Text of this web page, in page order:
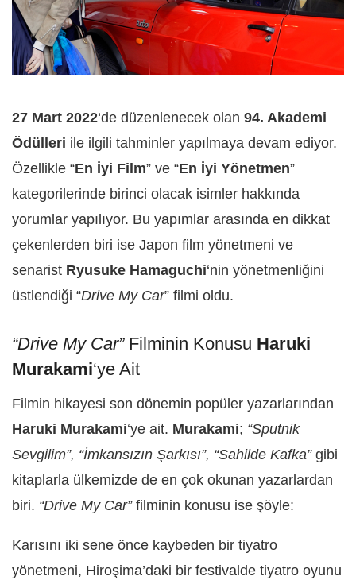
27 Mart 2022‘de düzenlenecek olan 94. Akademi
Ödülleri ile ilgili tahminler yapılmaya devam ediyor.
Özellikle “En İyi Film” ve “En İyi Yönetmen”
kategorilerinde birinci olacak isimler hakkında
yorumlar yapılıyor. Bu yapımlar arasında en dikkat
çekenlerden biri ise Japon film yönetmeni ve
senarist Ryusuke Hamaguchi‘nin yönetmenliğini
üstlendiği “Drive My Car” filmi oldu.
“Drive My Car”Filminin Konusu Haruki
Murakami‘ye Ait
Filmin hikayesi son dönemin popüler yazarlarından
Haruki Murakami‘ye ait. Murakami; “Sputnik
Sevgilim”, “İmkansızın Şarkısı”, “Sahilde Kafka”gibi
kitaplarla ülkemizde de en çok okunan yazarlardan
biri. “Drive My Car”filminin konusu ise şöyle:
Karısını iki sene önce kaybeden bir tiyatro
yönetmeni, Hiroşima’daki bir festivalde tiyatro oyunu